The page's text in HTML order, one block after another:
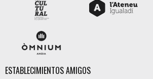
ESTABLECIMIENTOS AMIGOS